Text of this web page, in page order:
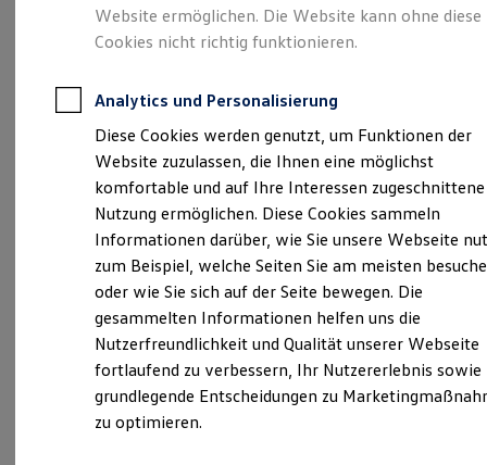
Digitaler Marktplatz
Kauf & Finanzierung
Online-Fahrzeugbewertung
Für Privatkunden
Für Gewerbekunden
Profi Paket
TopDeal
Gebrauchtwagen
ProfiPartner für Gebrauchtwagen
Zertifizierte Gebrauchtwagen
Finanzierung
Für Privatkunden
Für Gewerbekunden
Leasing
Für Privatkunden
Für Gewerbekunden
Versicherungen & Garantien
Garantien
Kfz-Versicherung für Nutzfahrzeuge
Restschuldversicherung
Wartungsverträge
Verantwortlich für die Inhalte auf dieser Seite ist die Autohaus
Leinfelder GmbH - Co. KG ( Impressum & Rechtliches )
Bahnhofstraße 37, 86650 Wemding
info@autohaus-leinfelder.de
Montag-Freitag 07:30-17:00 Uhr
Website ermöglichen. Die Website kann ohne diese
Cookies nicht richtig funktionieren.
Analytics und Personalisierung
Diese Cookies werden genutzt, um Funktionen der
Website zuzulassen, die Ihnen eine möglichst
komfortable und auf Ihre Interessen zugeschnittene
Nutzung ermöglichen. Diese Cookies sammeln
Informationen darüber, wie Sie unsere Webseite
zum Beispiel, welche Seiten Sie am meisten
oder wie Sie sich auf der Seite bewegen. Die
gesammelten Informationen helfen uns die
Nutzerfreundlichkeit und Qualität unserer Webseite
fortlaufend zu verbessern, Ihr Nutzererlebnis sowie
grundlegende Entscheidungen zu
zu optimieren.